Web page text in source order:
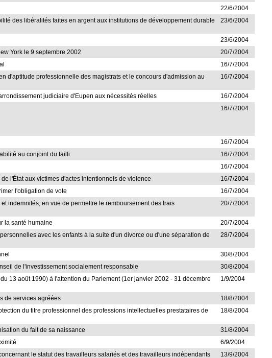
22/6/2004
des libéralités faites en argent aux institutions de développement durable
23/6/2004
23/6/2004
York le 9 septembre 2002
20/7/2004
16/7/2004
d'aptitude professionnelle des magistrats et le concours d'admission au
16/7/2004
judiciaire d'Eupen aux nécessités réelles
16/7/2004
16/7/2004
16/7/2004
au conjoint du failli
16/7/2004
16/7/2004
l'État aux victimes d'actes intentionnels de violence
16/7/2004
l'obligation de vote
16/7/2004
indemnités, en vue de permettre le remboursement des frais
20/7/2004
la santé humaine
20/7/2004
avec les enfants à la suite d'un divorce ou d'une séparation de
28/7/2004
30/8/2004
de l'investissement socialement responsable
30/8/2004
13 août 1990) à l'attention du Parlement (1er janvier 2002 - 31 décembre
1/9/2004
de services agréées
18/8/2004
du titre professionnel des professions intellectuelles prestataires de
18/8/2004
du fait de sa naissance
31/8/2004
6/9/2004
le statut des travailleurs salariés et des travailleurs indépendants
13/9/2004